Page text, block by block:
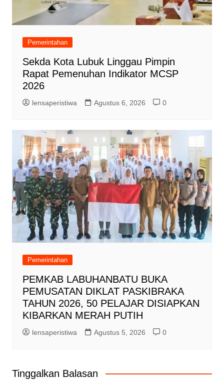
Pemerintahan
Sekda Kota Lubuk Linggau Pimpin
Rapat Pemenuhan Indikator MCSP
2026
lensaperistiwa Agustus 6, 2026 0
Pemerintahan
PEMKAB LABUHANBATU BUKA
PEMUSATAN DIKLAT PASKIBRAKA
TAHUN 2026, 50 PELAJAR DISIAPKAN
KIBARKAN MERAH PUTIH
lensaperistiwa Agustus 5, 2026 0
Tinggalkan Balasan